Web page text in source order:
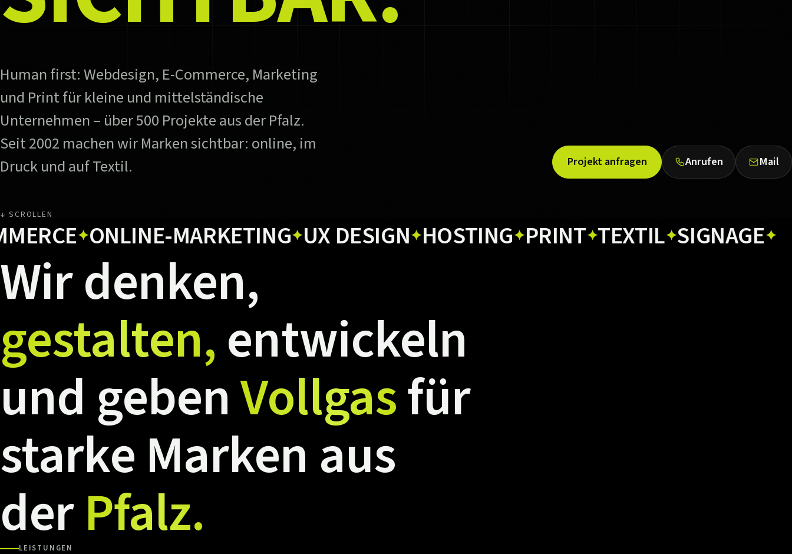
Human first: Webdesign, E-Commerce, Marketing
und Print für kleine und mittelständische
Unternehmen – über 500 Projekte aus der Pfalz.
Seit 2002 machen wir Marken sichtbar: online, im
Druck und auf Textil.
Projekt anfragen Anrufen Mail
↓ SCROLLEN
✦ONLINE-MARKETING✦UX DESIGN✦HOSTING✦PRINT✦TEXTIL ✦SIGNAGE ✦
Wirdenken,
gestalten,entwickeln
und gebenVollgasfür
starke Marken aus
derPfalz.
LEISTUNGEN